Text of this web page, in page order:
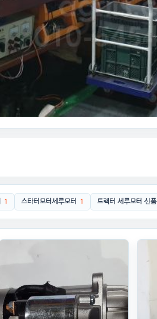
1 스타터모터세루모터 1 트랙터 세루모터 신품